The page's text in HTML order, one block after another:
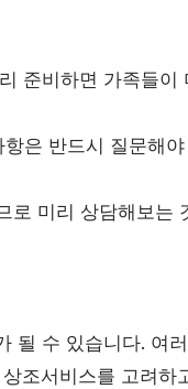
준비하면 가족들이
은 반드시 질문해
로 미리 상담해보는
될 수 있습니다. 여
조서비스를 고려하